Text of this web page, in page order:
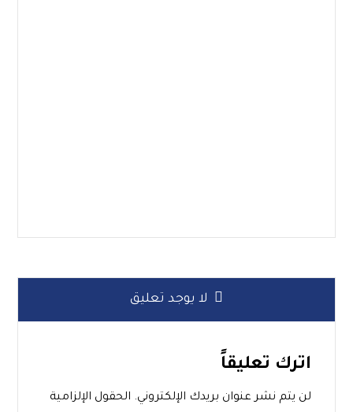
لا يوجد تعليق
اترك تعليقاً
لن يتم نشر عنوان بريدك الإلكتروني. الحقول الإلزامية